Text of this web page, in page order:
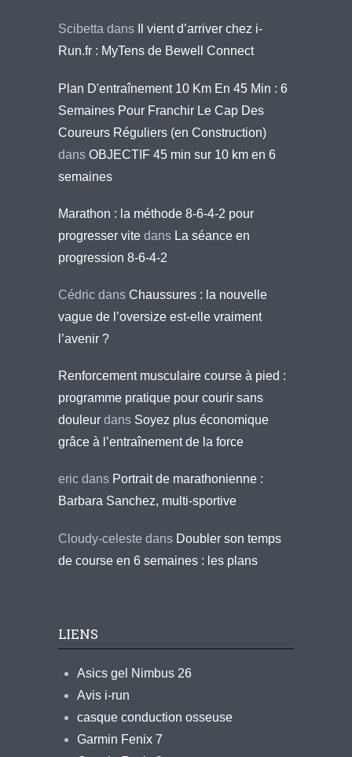
Scibetta dans
Il vient d’arriver chez i-
Run.fr : MyTens de Bewell Connect
Plan D'entraînement 10 Km En 45 Min : 6
Semaines Pour Franchir Le Cap Des
Coureurs Réguliers (en Construction)
dans OBJECTIF 45 min sur 10 km en 6
semaines
Marathon : la méthode 8-6-4-2 pour
progresser vite dans La séance en
progression 8-6-4-2
Cédric dans Chaussures : la nouvelle
vague de l’oversize est-elle vraiment
l’avenir ?
Renforcement musculaire course à pied :
programme pratique pour courir sans
douleur dans Soyez plus économique
grâce à l’entraînement de la force
eric dans Portrait de marathonienne :
Barbara Sanchez, multi-sportive
Cloudy-celeste dans Doubler son temps
de course en 6 semaines : les plans
LIENS
Asics gel Nimbus 26
Avis i-run
casque conduction osseuse
Garmin Fenix 7